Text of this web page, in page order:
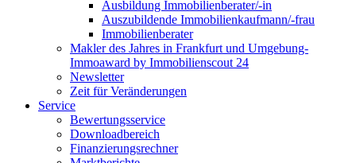
Ausbildung Immobilienberater/-in
Auszubildende Immobilienkaufmann/-frau
Immobilienberater
Makler des Jahres in Frankfurt und Umgebung-
Immoaward by Immobilienscout 24
Newsletter
Zeit für Veränderungen
Service
Bewertungsservice
Downloadbereich
Finanzierungsrechner